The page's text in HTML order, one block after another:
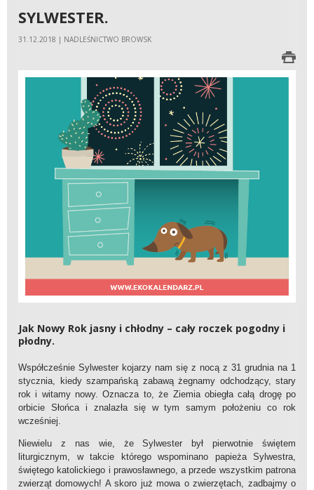
SYLWESTER.
31.12.2018 | NADLEŚNICTWO BROWSK
Jak Nowy Rok jasny i chłodny – cały roczek pogodny i
płodny.
Współcześnie Sylwester kojarzy nam się z nocą z 31 grudnia na 1
stycznia, kiedy szampańską zabawą żegnamy odchodzący, stary
rok i witamy nowy. Oznacza to, że Ziemia obiegła całą drogę po
orbicie Słońca i znalazła się w tym samym położeniu co rok
wcześniej.
Niewielu z nas wie, że Sylwester był pierwotnie świętem
liturgicznym, w takcie którego wspominano papieża Sylwestra,
świętego katolickiego i prawosławnego, a przede wszystkim patrona
zwierząt domowych! A skoro już mowa o zwierzętach, zadbajmy o